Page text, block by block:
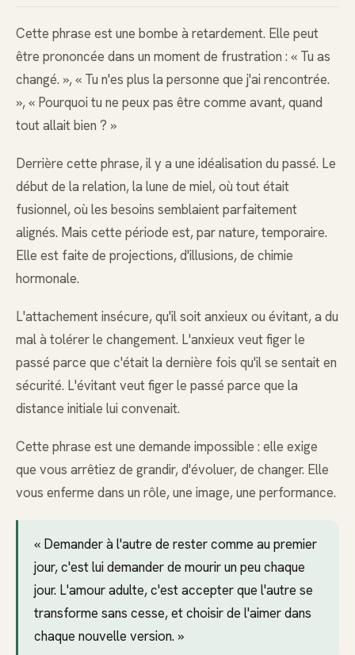
Cette phrase est une bombe à retardement. Elle peut
être prononcée dans un moment de frustration : « Tu as
changé. », « Tu n'es plus la personne que j'ai rencontrée.
», « Pourquoi tu ne peux pas être comme avant, quand
tout allait bien ? »
Derrière cette phrase, il y a une idéalisation du passé. Le
début de la relation, la lune de miel, où tout était
fusionnel, où les besoins semblaient parfaitement
alignés. Mais cette période est, par nature, temporaire.
Elle est faite de projections, d'illusions, de chimie
hormonale.
L'attachement insécure, qu'il soit anxieux ou évitant, a du
mal à tolérer le changement. L'anxieux veut figer le
passé parce que c'était la dernière fois qu'il se sentait en
sécurité. L'évitant veut figer le passé parce que la
distance initiale lui convenait.
Cette phrase est une demande impossible : elle exige
que vous arrêtiez de grandir, d'évoluer, de changer. Elle
vous enferme dans un rôle, une image, une performance.
« Demander à l'autre de rester comme au premier
jour, c'est lui demander de mourir un peu chaque
jour. L'amour adulte, c'est accepter que l'autre se
transforme sans cesse, et choisir de l'aimer dans
chaque nouvelle version. »